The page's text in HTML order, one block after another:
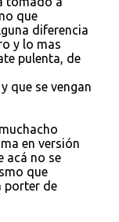
que
diferencia
y lo mas
pulenta, de
que se vengan
en versión
acá no se
que
porter de